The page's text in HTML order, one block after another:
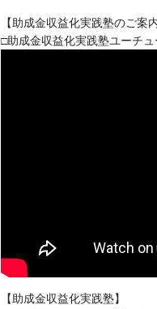
【助成金収益化実践塾のご案内
□助成金収益化実践塾ユーチ
【助成金収益化実践塾】